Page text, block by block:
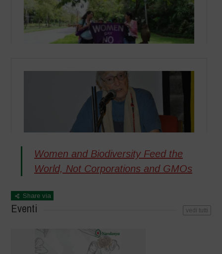
Women and Biodiversity Feed the
World, Not Corporations and GMOs
Share via
Eventi vedi tutti